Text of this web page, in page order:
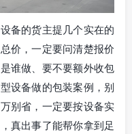
备的货主提几个实在的
价，一定要问清楚报价
谁做、要不要额外收包
设备做的包装案例，别
别省，一定要按设备实
真出事了能帮你拿到足